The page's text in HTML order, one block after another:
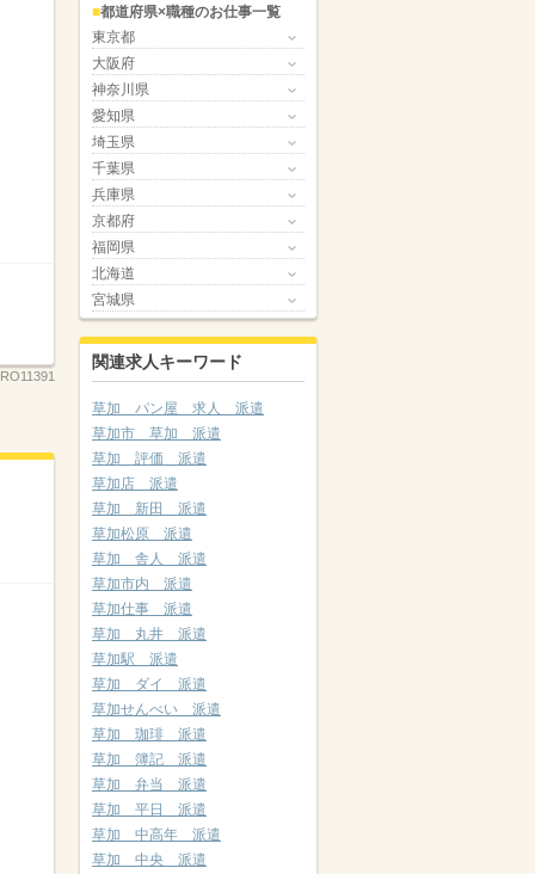
RO11391
都道府県×職種のお仕事一覧
東京都
大阪府
神奈川県
愛知県
埼玉県
千葉県
兵庫県
京都府
福岡県
北海道
宮城県
関連求人キーワード
草加 パン屋 求人 派遣
草加市 草加 派遣
草加 評価 派遣
草加店 派遣
草加 新田 派遣
草加松原 派遣
草加 舎人 派遣
草加市内 派遣
草加仕事 派遣
草加 丸井 派遣
草加駅 派遣
草加 ダイ 派遣
草加せんべい 派遣
草加 珈琲 派遣
草加 簿記 派遣
草加 弁当 派遣
草加 平日 派遣
草加 中高年 派遣
草加 中央 派遣